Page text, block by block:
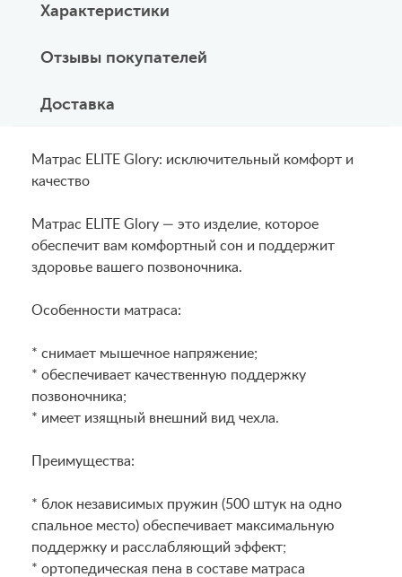
Характеристики
Отзывы покупателей
Доставка
Матрас ELITE Glory: исключительный комфорт и
качество
Матрас ELITE Glory — это изделие, которое
обеспечит вам комфортный сон и поддержит
здоровье вашего позвоночника.
Особенности матраса:
* снимает мышечное напряжение;
* обеспечивает качественную поддержку
позвоночника;
* имеет изящный внешний вид чехла.
Преимущества:
* блок независимых пружин (500 штук на одно
спальное место) обеспечивает максимальную
поддержку и расслабляющий эффект;
* ортопедическая пена в составе матраса